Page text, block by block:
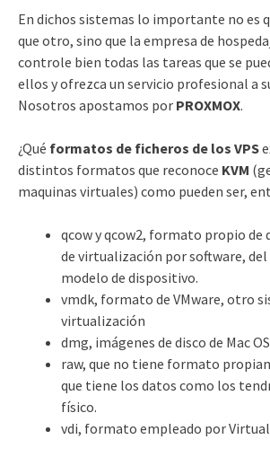
En dichos sistemas lo importante no es
que otro, sino que la empresa de
controle bien todas las tareas que se
ellos y ofrezca un servicio profesional a
Nosotros apostamos por PROXMOX.
¿Qué formatos de ficheros de los VPS
distintos formatos que reconoce KVM
maquinas virtuales) como pueden ser,
qcow y qcow2, formato propio de
de virtualización por software, del
modelo de dispositivo.
vmdk, formato de VMware, otro
virtualización
dmg, imágenes de disco de Mac OS
raw, que no tiene formato
que tiene los datos como los
físico.
vdi, formato empleado por